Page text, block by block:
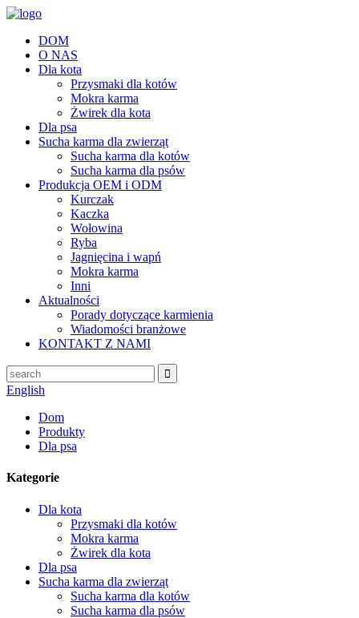
DOM
O NAS
Dla kota
Przysmaki dla kotów
Mokra karma
Żwirek dla kota
Dla psa
Sucha karma dla zwierząt
Sucha karma dla kotów
Sucha karma dla psów
Produkcja OEM i ODM
Kurczak
Kaczka
Wołowina
Ryba
Jagnięcina i wapń
Mokra karma
Inni
Aktualności
Porady dotyczące karmienia
Wiadomości branżowe
KONTAKT Z NAMI
English
Dom
Produkty
Dla psa
Kategorie
Dla kota
Przysmaki dla kotów
Mokra karma
Żwirek dla kota
Dla psa
Sucha karma dla zwierząt
Sucha karma dla kotów
Sucha karma dla psów